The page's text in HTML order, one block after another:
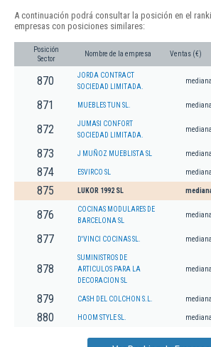
A continuación podrá consultar la posición en el
empresas con posiciones similares:
Posición
Sector
Nombre de la empresa Ventas (€)
870
JORDA CONTRACT
SOCIEDAD LIMITADA.
mediana
871 MUEBLES TUN SL. mediana
872
JUMASI CONFORT
SOCIEDAD LIMITADA.
mediana
873 J MUÑOZ MUEBLISTA SL mediana
874 ESVIRCO SL mediana
875 LUKOR 1992 SL
876
COCINAS MODULARES DE
BARCELONA SL
mediana
877 D'VINCI COCINAS SL. mediana
878
SUMINISTROS DE
ARTICULOS PARA LA
DECORACION SL
mediana
879 CASH DEL COLCHON S.L. mediana
880 HOOM STYLE SL. mediana